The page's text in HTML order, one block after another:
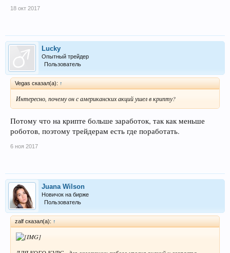
18 окт 2017
Lucky
Опытный трейдер
Пользователь
Vegas сказал(а): ↑
Интересно, почему он с американских акций ушел в крипту?
Потому что на крипте больше заработок, так как меньше
роботов, поэтому трейдерам есть где поработать.
6 ноя 2017
Juana Wilson
Новичок на бирже
Пользователь
zalf сказал(а): ↑